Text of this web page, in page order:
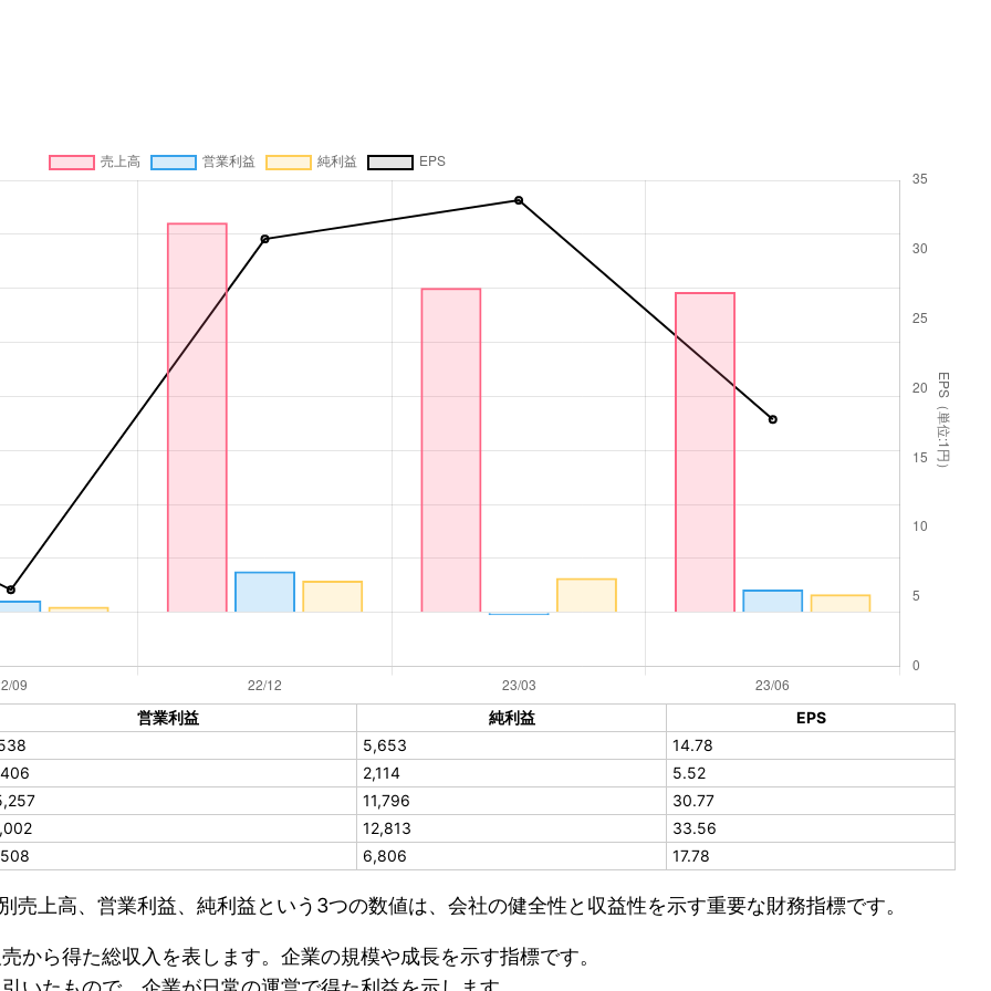
営業利益 純利益
EPS
5,653
14.78
2,114
5.52
11,796
30.77
12,813
33.56
6,806 17.78
上高、営業利益、純利益という3つの数値は、会社の健全性と収益性を示す重要な財務指標です。
から得た総収入を表します。企業の規模や成長を示す指標です。